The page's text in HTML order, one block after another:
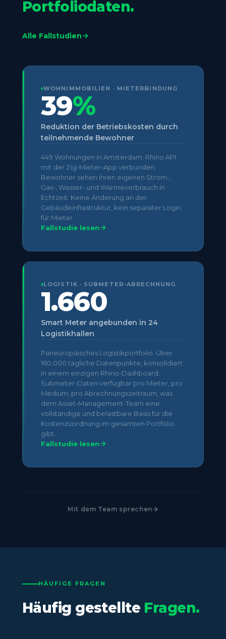
Portfoliodaten.
Alle Fallstudien
WOHNIMMOBILIEN · MIETERBINDUNG
39%
Reduktion der Betriebskosten durch
teilnehmende Bewohner
449 Wohnungen in Amsterdam. Rhino API
mit der Zig-Mieter-App verbunden.
Bewohner sehen ihren eigenen Strom-,
Gas-, Wasser- und Wärmeverbrauch in
Echtzeit. Keine Änderung an der
Gebäudeinfrastruktur, kein separater Login
für Mieter.
Fallstudie lesen
LOGISTIK · SUBMETER-ABRECHNUNG
1.660
Smart Meter angebunden in 24
Logistikhallen
Paneuropäisches Logistikportfolio. Über
160.000 tägliche Datenpunkte, konsolidiert
in einem einzigen Rhino-Dashboard.
Submeter-Daten verfügbar pro Mieter, pro
Medium, pro Abrechnungszeitraum, was
dem Asset-Management-Team eine
vollständige und belastbare Basis für die
Kostenzuordnung im gesamten Portfolio
gibt.
Fallstudie lesen
Mit dem Team sprechen
HÄUFIGE FRAGEN
Häufig gestellte Fragen.